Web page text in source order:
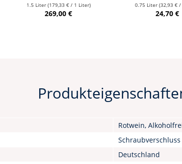
1.5 Liter (179,33 € / 1 Liter)
269,00 €
0.75 Liter(32,93 €
24,70 €
Rotwein,
Schraubverschluss
Deutschland